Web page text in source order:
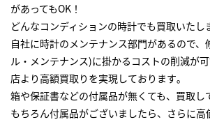
があってもOK！
どんなコンディションの時計でも買取いたし
自社に時計のメンテナンス部門があるので、
ル・メンテナンス)に掛かるコストの削減が
店より高額買取りを実現しております｡
箱や保証書などの付属品が無くても、買取し
もちろん付属品がございましたら、さらに高